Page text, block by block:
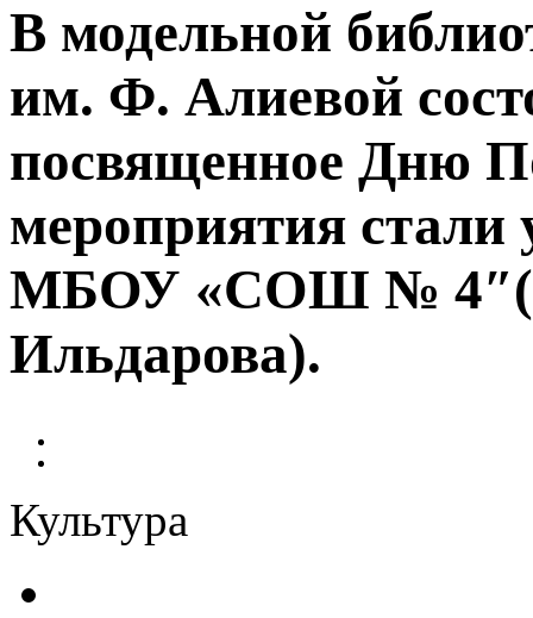
В модельной
им. Ф. Алиевой
посвященное Дню
мероприятия стали
МБОУ «СОШ №
Ильдарова).
Культура